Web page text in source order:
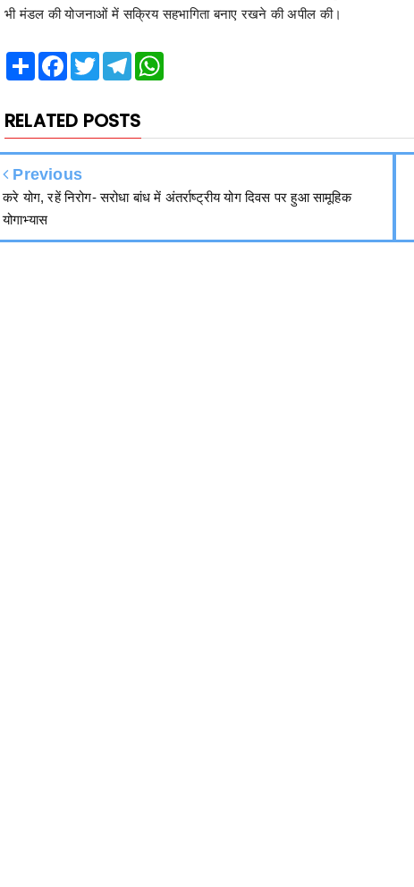
भी मंडल की योजनाओं में सक्रिय सहभागिता बनाए रखने की अपील की।
Share Facebook
Twitter Telegram
RELATED POSTS
Previous
करे योग, रहें निरोग- सरोधा बांध में अंतर्राष्ट्रीय योग दिवस पर हुआ सामूहिक
योगाभ्यास